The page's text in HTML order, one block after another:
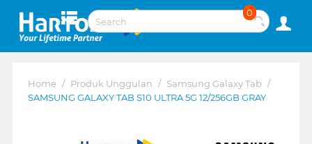
0
Home / Produk Unggulan / Samsung Galaxy Tab /
SAMSUNG GALAXY TAB S10 ULTRA 5G 12/256GB GRAY